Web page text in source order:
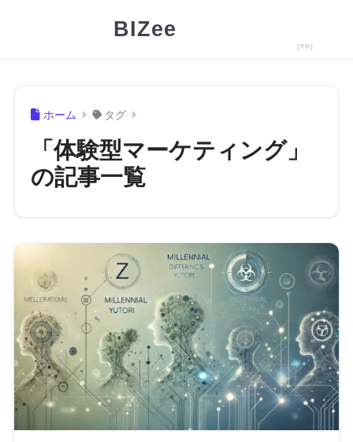
BIZee
ホーム タグ
「体験型マーケティング」
の記事一覧